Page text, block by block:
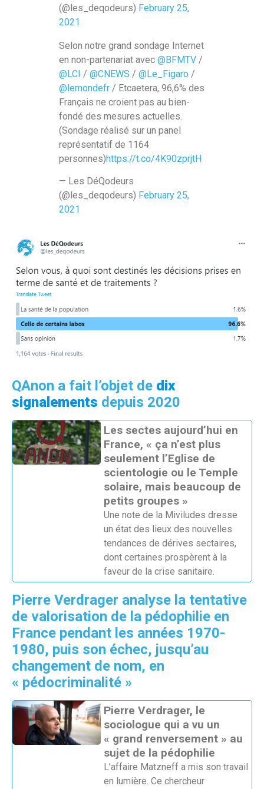
(@les_deqodeurs) February 25,
2021
Selon notre grand sondage Internet
en non-partenariat avec @BFMTV /
@LCI / @CNEWS / @Le_Figaro /
@lemondefr / Etcaetera, 96,6% des
Français ne croient pas au bien-
fondé des mesures actuelles.
(Sondage réalisé sur un panel
représentatif de 1164
personnes)https://t.co/4K90zprjtH
— Les DéQodeurs
(@les_deqodeurs) February 25,
2021
QAnon a fait l’objet de dix
signalements depuis 2020
Les sectes aujourd’hui en
France, « ça n’est plus
seulement l’Eglise de
scientologie ou le Temple
solaire, mais beaucoup de
petits groupes »
Une note de la Miviludes dresse
un état des lieux des nouvelles
tendances de dérives sectaires,
dont certaines prospèrent à la
faveur de la crise sanitaire.
Pierre Verdrager analyse la tentative
de valorisation de la pédophilie en
France pendant les années 1970-
1980, puis son échec, jusqu’au
changement de nom, en
« pédocriminalité »
Pierre Verdrager, le
sociologue qui a vu un
« grand renversement » au
sujet de la pédophilie
L’affaire Matzneff a mis son travail
en lumière. Ce chercheur